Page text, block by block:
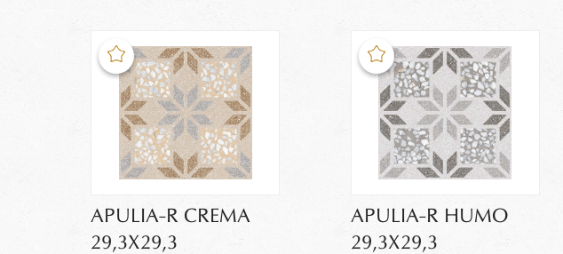
APULIA-R CREMA
29,3X29,3
APULIA-R HUMO
29,3X29,3